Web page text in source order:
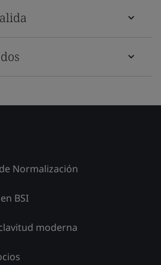
Normalización
BSI
moderna